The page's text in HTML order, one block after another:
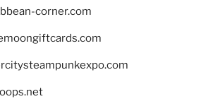
corner.com